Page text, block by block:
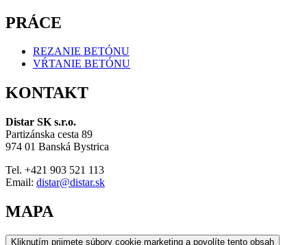
PRÁCE
REZANIE BETÓNU
VŔTANIE BETÓNU
KONTAKT
Distar SK s.r.o.
Partizánska cesta 89
974 01 Banská Bystrica
Tel. +421 903 521 113
Email: distar@distar.sk
MAPA
Kliknutím prijmete súbory cookie marketing a povolíte tento obsah